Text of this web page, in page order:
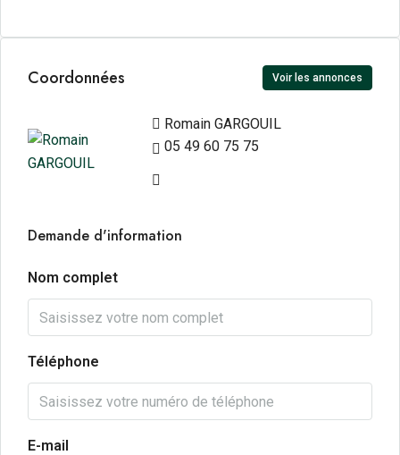
Coordonnées Voir les annonces
Romain GARGOUIL
05 49 60 75 75
Demande d'information
Nom complet
Téléphone
E-mail